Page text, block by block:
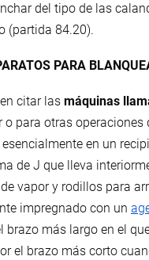
del tipo de las
(partida 84.20).
PARA
citar las máquinas
o para otras operaciones
en un
de J que lleva
vapor y rodillos para
impregnado con un
brazo más largo en el
el brazo más corto